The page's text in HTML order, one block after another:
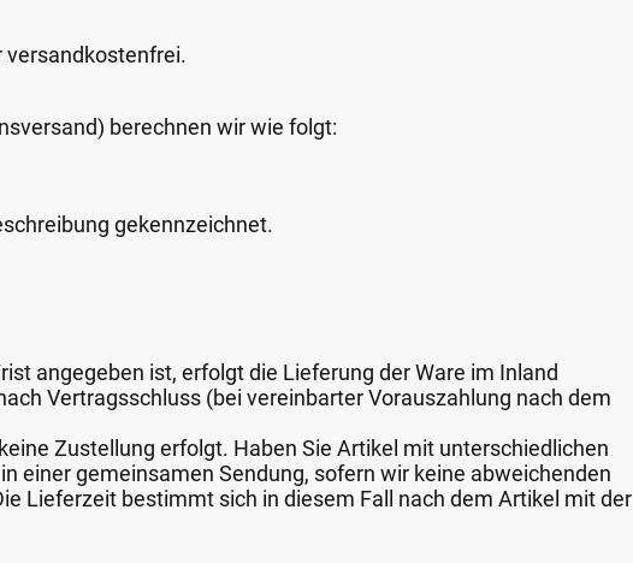
versandkostenfrei.
berechnen wir wie folgt:
gekennzeichnet.
angegeben ist, erfolgt die Lieferung der Ware im Inland
Vertragsschluss (bei vereinbarter Vorauszahlung nach dem
Zustellung erfolgt. Haben Sie Artikel mit unterschiedlichen
einer gemeinsamen Sendung, sofern wir keine abweichenden
Lieferzeit bestimmt sich in diesem Fall nach dem Artikel mit der